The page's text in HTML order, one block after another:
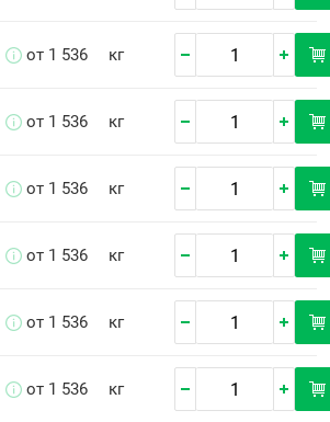
от 1 536 кг
от 1 536 кг
от 1 536 кг
от 1 536 кг
от 1 536 кг
от 1 536 кг